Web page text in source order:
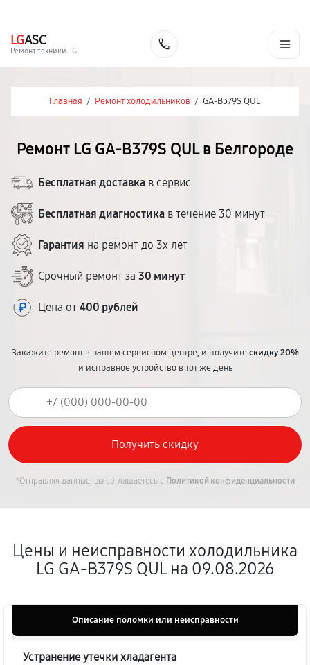
LGASC
Ремонт техники LG
Главная / Ремонт холодильников / GA-B379S QUL
Ремонт LG GA-B379S QUL в Белгороде
Бесплатная доставка в сервис
Бесплатная диагностика в течение 30 минут
Гарантия на ремонт до 3х лет
Срочный ремонт за 30 минут
Цена от 400 рублей
Закажите ремонт в нашем сервисном центре, и получитескидку 20%
и исправное устройство в тот же день
*Отправляя данные, вы соглашаетесь с Политикой конфиденциальности
Цены и неисправности холодильника
LG GA-B379S QUL на 09.08.2026
Описание поломки или неисправности
Устранение утечки хладагента